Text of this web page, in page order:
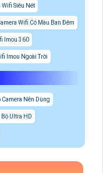
Wifi Siêu Nét
Wifi Có Màu Ban Đêm
Imou 360
Imou Ngoài Trời
Camera Nên Dùng
Bộ Ultra HD